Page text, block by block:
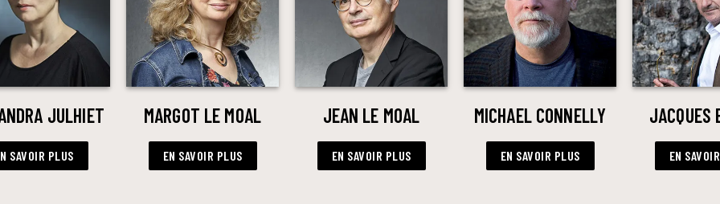
JULHIET
SAVOIR PLUS
MARGOT LE MOAL
EN SAVOIR PLUS
JEAN LE MOAL
EN SAVOIR PLUS
MICHAEL CONNELLY
EN SAVOIR PLUS
JACQUES
EN